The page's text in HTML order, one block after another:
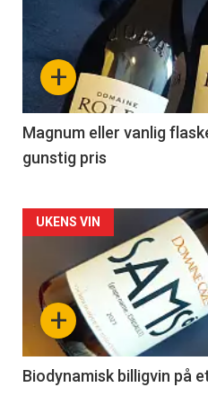
akkurat
nå
3
+
Magnum eller vanlig
gunstig pris
Forsiden
akkurat
nå
4
+
UKENS VIN
Biodynamisk billigvin på